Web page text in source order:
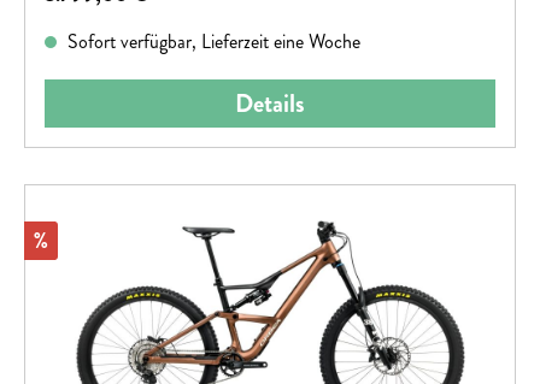
jetzt kommst du!
Sofort verfügbar, Lieferzeit eine Woche
Details
Rabatt
%